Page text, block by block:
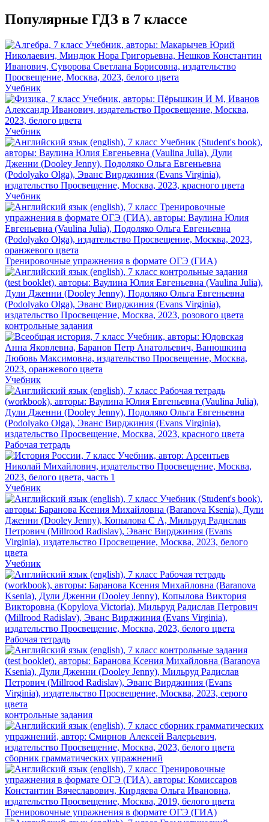
Популярные ГДЗ в 7 классе
Учебник
Учебник
Учебник
Тренировочные упражнения в формате ОГЭ (ГИА)
контрольные задания
Учебник
Рабочая тетрадь
Учебник
Учебник
Рабочая тетрадь
контрольные задания
сборник грамматических упражнений
Тренировочные упражнения в формате ОГЭ (ГИА)